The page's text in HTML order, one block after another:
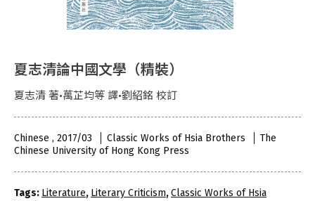
夏志清論中國文學（精裝）
夏志清 著•萬芷均等 譯•劉紹銘 校訂
Chinese , 2017/03 Classic Works of Hsia Brothers
The
Chinese University of Hong Kong Press
Tags: Literature, Literary Criticism,Classic Works of Hsia